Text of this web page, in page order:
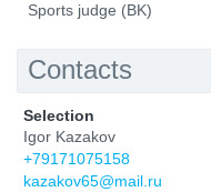
Sports judge (ВK)
Contacts
Selection
Igor Kazakov
+79171075158
kazakov65@mail.ru